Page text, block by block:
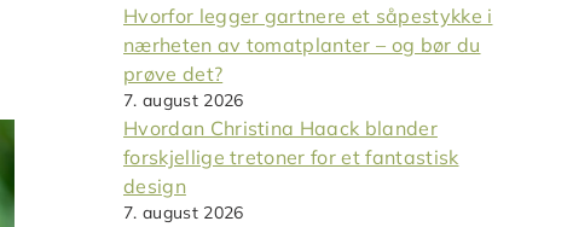
Hvorfor legger gartnere et såpestykke i
nærheten av tomatplanter – og bør du
prøve det?
7. august 2026
Hvordan Christina Haack blander
forskjellige tretoner for et fantastisk
design
7. august 2026